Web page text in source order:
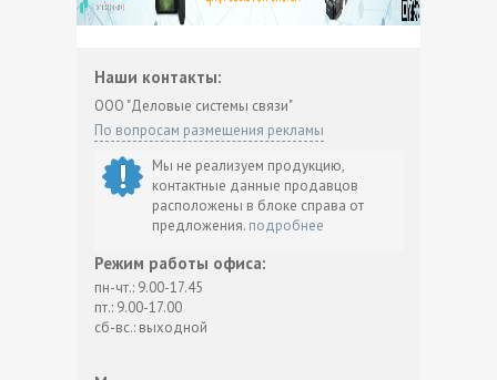
Наши контакты:
ООО "Деловые системы связи"
По вопросам размещения рекламы
Мы не реализуем продукцию,
контактные данные продавцов
расположены в блоке справа от
предложения. подробнее
Режим работы офиса:
пн-чт.: 9.00-17.45
пт.: 9.00-17.00
сб-вс.: выходной